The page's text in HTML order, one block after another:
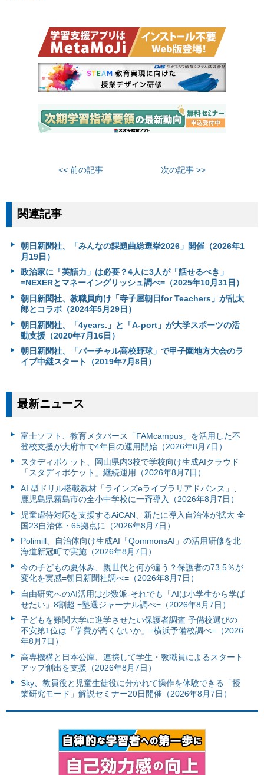
<< 前の記事 次の記事 >>
関連記事
朝日新聞社、「みんなの課題曲総選挙2026」開催（2026年1
月19日）
政治家に「英語力」は必要？4人に3人が「話せるべき」
=NEXERとマネーイングリッシュ調べ=（2025年10月31日）
朝日新聞社、教職員向け「寺子屋朝日for Teachers」が乱太
郎とコラボ（2024年5月29日）
朝日新聞社、「4years.」と「A-port」が大学スポーツの活
動支援（2020年7月16日）
朝日新聞社、「バーチャル高校野球」で甲子園地方大会のラ
イブ中継スタート（2019年7月8日）
最新ニュース
富⼠ソフト、教育メタバース「FAMcampus」を活用した不
登校支援が大府市で4年目の運用開始（2026年8月7日）
スタディポケット、岡山県内3校で学校向け生成AIクラウド
「スタディポケット」継続運用（2026年8月7日）
AI 型ドリル搭載教材「ラインズeライブラリアドバンス」、
鹿児島県霧島市の全小中学校に一斉導入（2026年8月7日）
児童虐待対応を支援するAiCAN、新たに導入自治体が拡大 全
国23自治体・65拠点に（2026年8月7日）
Polimill、自治体向け生成AI「QommonsAI」の活用研修を北
海道新冠町で実施（2026年8月7日）
今の子どもの夏休み、親世代と何が違う？保護者の73.5％が
変化を実感=朝日新聞社調べ=（2026年8月7日）
自由研究へのAI活用は少数派-それでも「AIは小学生から学ば
せたい」8割超 =塾選ジャーナル調べ=（2026年8月7日）
子どもを難関大学に進学させたい保護者調査 予備校選びの
不安第1位は「学費が高くないか」=横浜予備校調べ=（2026
年8月7日）
高専機構と日本公庫、連携して学生・教職員によるスタート
アップ創出を支援（2026年8月7日）
Sky、教員役と児童生徒役に分かれて操作を体験できる「授
業研究モード」解説セミナー20日開催（2026年8月7日）